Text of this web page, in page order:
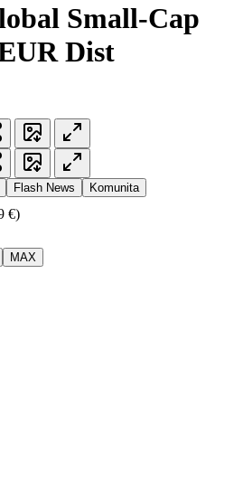
Small-Cap
Dist
Flash News Komunita
€)
MAX